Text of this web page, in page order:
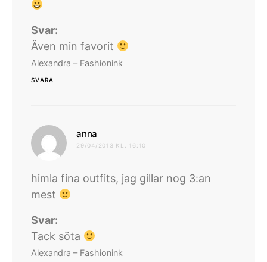
Svar:
Även min favorit
Alexandra – Fashionink
SVARA
anna
29/04/2013 KL. 16:10
himla fina outfits, jag gillar nog 3:an
mest
Svar:
Tack söta
Alexandra – Fashionink